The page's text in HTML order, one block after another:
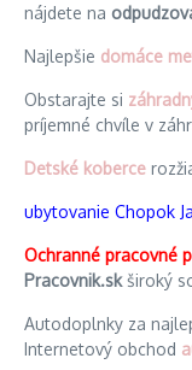
nájdete na
Najlepšie domáce
Obstarajte si
príjemné chvíle v
Detské koberce
ubytovanie Chopok
Ochranné pracovné
Pracovnik.skširoký
Autodoplnky za
Internetový obchod